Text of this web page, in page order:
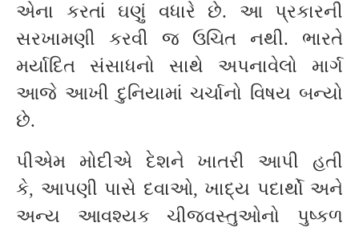
એના કરતાં ઘણું વધારે છે. આ પ્રકારની
સરખામણી કરવી જ ઉચિત નથી. ભારતે
મર્યાદિત સંસાધનો સાથે અપનાવેલો માર્ગ
આજે આખી દુનિયામાં ચર્ચાનો વિષય બન્યો
છે.
પીએમ મોદીએ દેશને ખાતરી આપી હતી
કે, આપણી પાસે દવાઓ, ખાદ્ય પદાર્થો અને
અન્ય આવશ્યક ચીજવસ્તુઓનો પુષ્કળ